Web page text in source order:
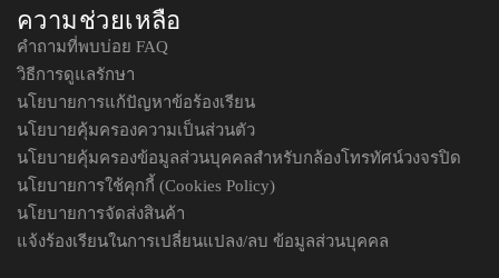
ความช่วยเหลือ
คำถามที่พบบ่อย FAQ
วิธีการดูแลรักษา
นโยบายการแก้ปัญหาข้อร้องเรียน
นโยบายคุ้มครองความเป็นส่วนตัว
นโยบายคุ้มครองข้อมูลส่วนบุคคลสำหรับกล้องโทรทัศน์วงจรปิด
นโยบายการใช้คุกกี้ (Cookies Policy)
นโยบายการจัดส่งสินค้า
แจ้งร้องเรียนในการเปลี่ยนแปลง/ลบ ข้อมูลส่วนบุคคล